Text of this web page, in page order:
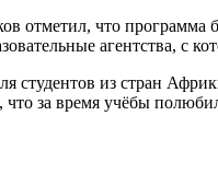
отметил, что программа
агентства, с
студентов из стран
что за время учёбы